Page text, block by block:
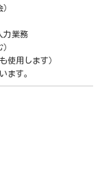
力業務
使用します）
ます。